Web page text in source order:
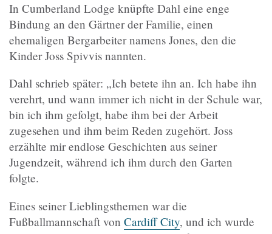
In Cumberland Lodge knüpfte Dahl eine enge
Bindung an den Gärtner der Familie, einen
ehemaligen Bergarbeiter namens Jones, den die
Kinder Joss Spivvis nannten.
Dahl schrieb später: „Ich betete ihn an. Ich habe ihn
verehrt, und wann immer ich nicht in der Schule war,
bin ich ihm gefolgt, habe ihm bei der Arbeit
zugesehen und ihm beim Reden zugehört. Joss
erzählte mir endlose Geschichten aus seiner
Jugendzeit, während ich ihm durch den Garten
folgte.
Eines seiner Lieblingsthemen war die
Fußballmannschaft von Cardiff City, und ich wurde